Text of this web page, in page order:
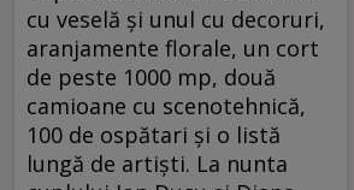
cu veselă şi unul cu decoruri,
aranjamente florale, un cort
de peste 1000 mp, două
camioane cu scenotehnică,
100 de ospătari şi o listă
lungă de artişti. La nunta